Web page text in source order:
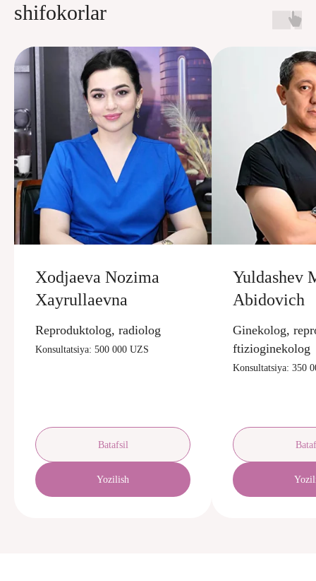
shifokorlar
Xodjaeva Nozima
Xayrullaevna
Reproduktolog, radiolog
Konsultatsiya: 500 000 UZS
Batafsil
Yozilish
Yuldashev
Abidovich
Ginekolog,
ftizioginekolog
Konsultatsiya: 350